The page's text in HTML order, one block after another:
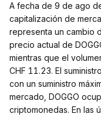
A fecha de 9 de ago
capitalización de
representa un cambio
precio actual de
mientras que el
CHF 11.23. El
con un suministro
mercado, DOGGO
criptomonedas. En las